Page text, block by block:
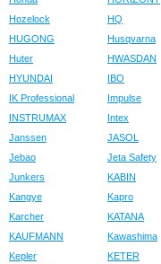
Hozelock
HQ
HUGONG
Husqvarna
Huter
HWASDAN
HYUNDAI
IBO
IK Professional
Impulse
INSTRUMAX
Intex
Janssen
JASOL
Jebao
Jeta Safety
Junkers
KABIN
Kangye
Kapro
Karcher
KATANA
KAUFMANN
Kawashima
Kepler
KETER